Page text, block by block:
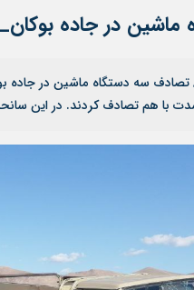
در جاده
با هم تصادف کردند. در این